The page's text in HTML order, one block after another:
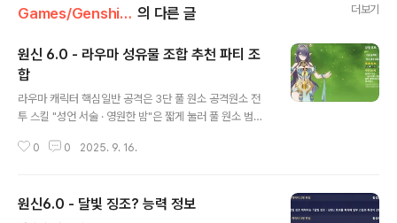
Games/Genshin Impact 의 다른 글 더보기
원신 6.0 - 라우마 성유물 조합 추천 파티 조
합
라우마 캐릭터 핵심일반 공격은 3단 풀 원소 공격원소 전
투 스킬 "성언 서술 · 영원한 밤"은 짧게 눌러 풀 원소 범위
언 서술 · 만인의 달"은 개화 반응 피해 강화 및 팀 전체 월
또는 서포터 역할 가능, 월개화 반응의 핵심 캐릭터임.성유
0 0 2025. 9. 16.
원신6.0 - 달빛 징조? 능력 정보